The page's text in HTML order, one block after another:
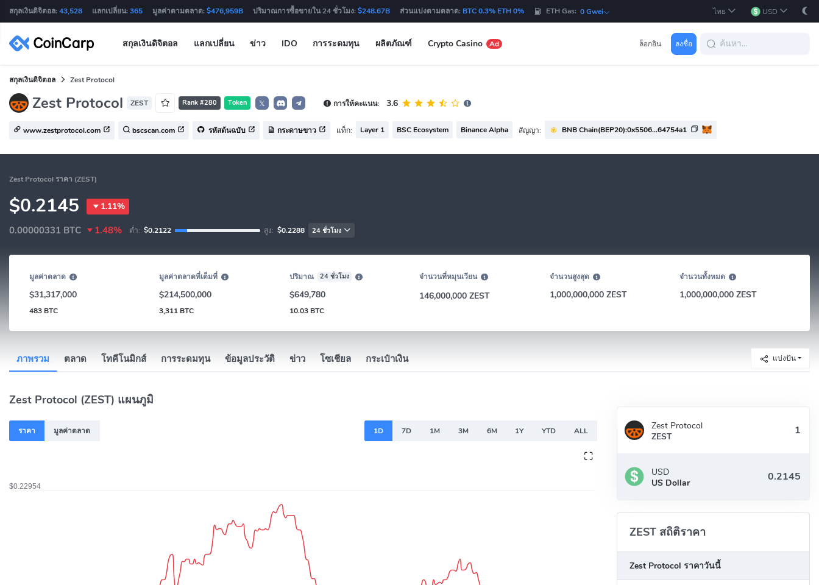
สกุลเงินดิจิตอล: 43,528 แลกเปลี่ยน: 365 มูลค่าตามตลาด: $476,959B ปริมาณการซื้อขายใน 24 ชั่วโมง: $248.67B ส่วนแบ่งตามตลาด: BTC 0.3% ETH 0% ETH Gas: 0 Gwei ไทย USD
สกุลเงินดิจิตอล แลกเปลี่ยน ข่าว IDO การระดมทุน ผลิตภัณฑ์ Crypto Casino Ad ล็อกอิน ลงชื่อ
สกุลเงินดิจิตอล Zest Protocol
Zest Protocol ZEST Rank #280 Token 𝕏 การให้คะแนน: 3.6
www.zestprotocol.com bscscan.com รหัสต้นฉบับ กระดาษขาว แท็ก: Layer 1 BSC Ecosystem Binance Alpha สัญญา: BNB Chain(BEP20):0x5506...64754a1
Zest Protocol ราคา (ZEST)
$0.2145 1.11%
0.00000331 BTC 1.48% ต่ำ: $0.2122 สูง: $0.2288 24 ชั่วโมง
มูลค่าตลาด
$31,317,000
483 BTC
มูลค่าตลาดที่เต็มที่
$214,500,000
3,311 BTC
ปริมาณ 24 ชั่วโมง
$649,780
10.03 BTC
จำนวนที่หมุนเวียน
146,000,000 ZEST
จำนวนสูงสุด
1,000,000,000 ZEST
จำนวนทั้งหมด
1,000,000,000 ZEST
ภาพรวม ตลาด โทคีโนมิกส์ การระดมทุน ข้อมูลประวัติ ข่าว โซเชียล กระเป๋าเงิน แบ่งปัน
Zest Protocol (ZEST) แผนภูมิ
ราคา มูลค่าตลาด 1D 7D 1M 3M 6M 1Y YTD ALL
Zest Protocol
ZEST
USD
US Dollar
ZEST สถิติราคา
Zest Protocol ราคาวันนี้